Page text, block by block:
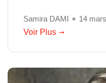
Samira DAMI
14
Voir Plus